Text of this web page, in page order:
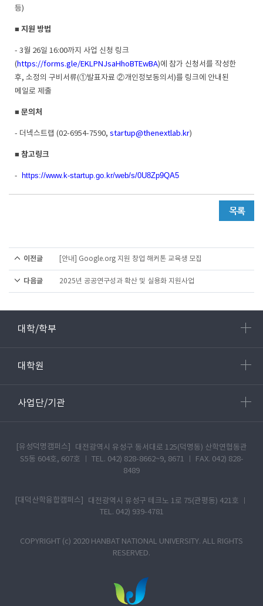
등)
■ 지원 방법
- 3월 26일 16:00까지 사업 신청 링크
(https://forms.gle/EKLPNJsaHhoBTEwBA)에 참가 신청서를 작성한
후, 소정의 구비서류(①발표자료 ②개인정보동의서 )를 링크에 안내된
메일로 제출
■ 문의처
- 더넥스트랩 (02-6954-7590, startup@thenextlab.kr)
■ 참고링크
- https://www.k-startup.go.kr/web/s/0U8Zp9QA5
이전글 [안내] Google.org 지원 창업 해커톤 교육생 모집
다음글 2025년 공공연구성과 확산 및 실용화 지원사업
대학/학부
대학원
사업단/기관
[유성덕명캠퍼스]
대전광역시 유성구 동서대로 125(덕명동) 산학연협동관
S5동 604호, 607호 ㅣ TEL. 042) 828-8662~9, 8671 ㅣ FAX. 042) 828-
8489
[대덕산학융합캠퍼스]
대전광역시 유성구 테크노 1로 75(관평동) 421호 ㅣ
TEL. 042) 939-4781
COPYRIGHT (c) 2020 HANBAT NATIONAL UNIVERSITY. ALL RIGHTS
RESERVED.